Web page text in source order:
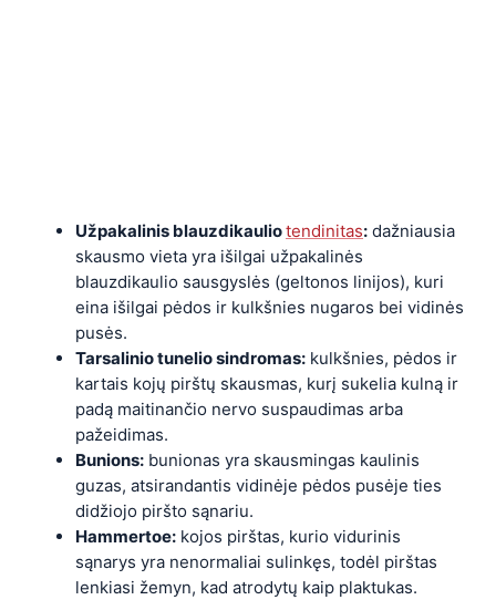
Užpakalinis blauzdikauliotendinitas: dažniausia
skausmo vieta yra išilgai užpakalinės
blauzdikaulio sausgyslės (geltonos linijos), kuri
eina išilgai pėdos ir kulkšnies nugaros bei vidinės
pusės.
Tarsalinio tunelio sindromas: kulkšnies, pėdos ir
kartais kojų pirštų skausmas, kurį sukelia kulną ir
padą maitinančio nervo suspaudimas arba
pažeidimas.
Bunions: bunionas yra skausmingas kaulinis
guzas, atsirandantis vidinėje pėdos pusėje ties
didžiojo piršto sąnariu.
Hammertoe: kojos pirštas, kurio vidurinis
sąnarys yra nenormaliai sulinkęs, todėl pirštas
lenkiasi žemyn, kad atrodytų kaip plaktukas.